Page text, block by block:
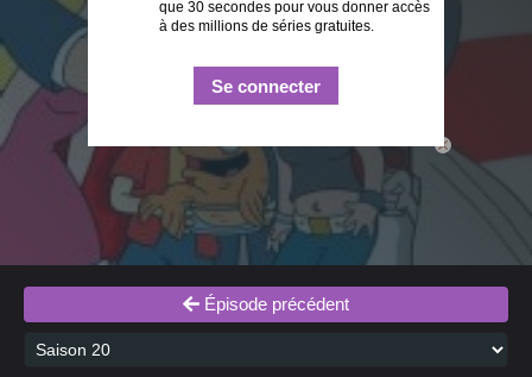
close
que 30 secondes pour vous donner accès
à des millions de séries gratuites.
Se connecter
Épisode précédent